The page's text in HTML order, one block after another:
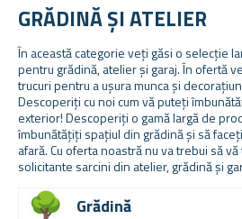
GRĂDINĂ ȘI ATELIER
În această categorie veți găsi o selecție
pentru grădină, atelier și garaj. În ofertă
trucuri pentru a ușura munca și
Descoperiți cu noi cum vă puteți
exterior!Descoperiți o gamă largă de
îmbunătățiți spațiul din grădină și să
afară. Cu oferta noastră nu va trebui să
solicitante sarcini din atelier, grădină și
Grădină